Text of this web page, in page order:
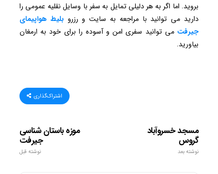
بروید. اما اگر به هر دلیلی تمایل به سفر با وسایل نقلیه عمومی را
دارید می توانید با مراجعه به سایت و رزروبلیط هواپیمای
جیرفت می توانید سفری امن و آسوده را برای خود به ارمغان
بیاورید.
اشتراک‌گذاری
موزه باستان شناسی
جيرفت
نوشته قبل
مسجد خسروآباد
گروس
نوشته بعد